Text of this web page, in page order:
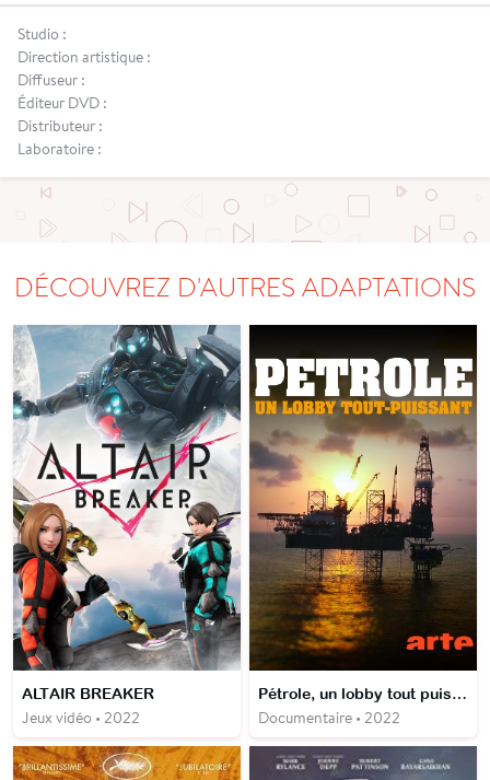
Studio :
Direction artistique :
Diffuseur :
Éditeur DVD :
Distributeur :
Laboratoire :
DÉCOUVREZ D'AUTRES ADAPTATIONS
ALTAIR BREAKER
Jeux vidéo • 2022
Pétrole, un lobby tout puissant
Documentaire • 2022